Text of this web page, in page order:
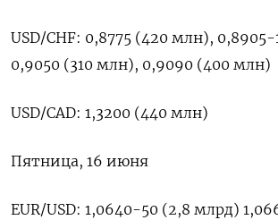
USD/CHF: 0,8775 (420 млн),
0,9050 (310 млн), 0,9090 (400 млн)
USD/CAD: 1,3200 (440 млн)
Пятница, 16 июня
EUR/USD: 1,0640-50 (2,8 млрд)